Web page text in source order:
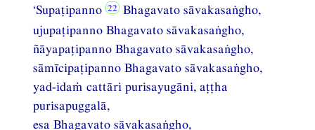
‘Supaṭipanno
Bhagavato sāvakasaṅgho,
ujupaṭipanno Bhagavato sāvakasaṅgho,
ñāyapaṭipanno Bhagavato sāvakasaṅgho,
sāmīcipaṭipanno Bhagavato sāvakasaṅgho,
yad-idaṁ cattāri purisayugāni, aṭṭha
purisapuggalā,
esa Bhagavato sāvakasaṅgho,